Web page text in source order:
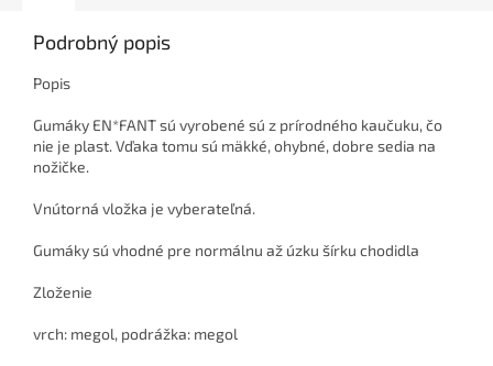
Podrobný popis
Popis
Gumáky EN*FANT sú vyrobené sú z prírodného kaučuku, čo
nie je plast. Vďaka tomu sú mäkké, ohybné, dobre sedia na
nožičke.
Vnútorná vložka je vyberateľná.
Gumáky sú vhodné pre normálnu až úzku šírku chodidla
Zloženie
vrch: megol, podrážka: megol